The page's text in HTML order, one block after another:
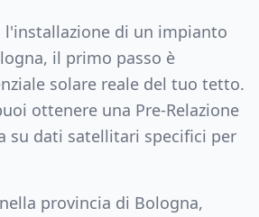
l'installazione di un impianto
, il primo passo è
solare reale del tuo tetto.
ottenere una Pre-Relazione
su dati satellitari specifici per
provincia di Bologna,